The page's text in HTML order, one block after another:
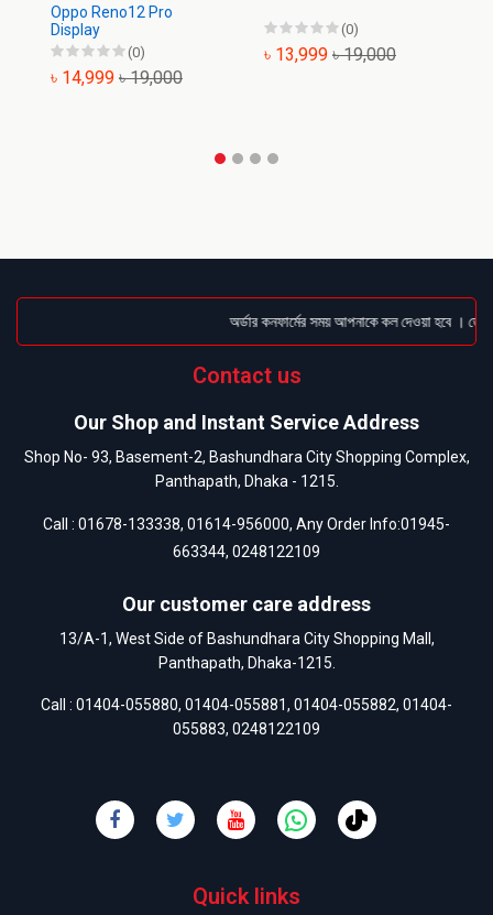
Oppo Reno12 Pro
Display
(0)
৳ 14,999 ৳ 19,000
(0)
৳ 13,999 ৳ 19,000
অর্ডার কনফার্মের সময় আপনাকে কল দেওয়া হবে ।
Contact us
Our Shop and Instant Service Address
Shop No- 93, Basement-2, Bashundhara City Shopping Complex,
Panthapath, Dhaka - 1215.
Call : 01678-133338, 01614-956000, Any Order Info:01945-
663344, 0248122109
Our customer care address
13/A-1, West Side of Bashundhara City Shopping Mall,
Panthapath, Dhaka-1215.
Call : 01404-055880, 01404-055881, 01404-055882, 01404-
055883, 0248122109
Quick links